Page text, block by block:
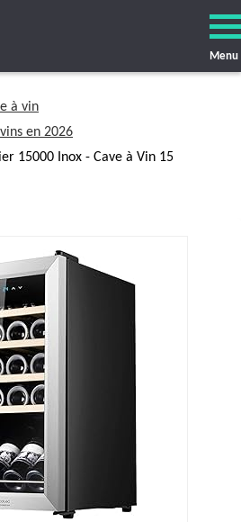
Menu
à vin
en 2026
15000 Inox - Cave à Vin 15